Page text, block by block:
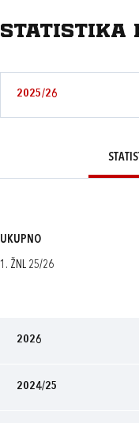
Statistika
2025/26
UKUPNO
1. ŽNL 25/26
2026
2024/25